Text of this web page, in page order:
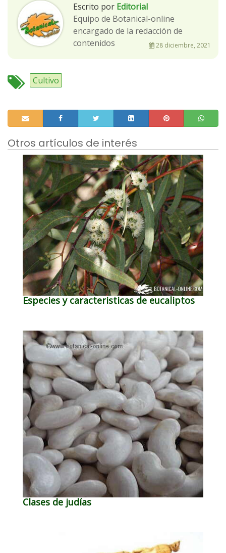
Escrito por Editorial
Equipo de Botanical-online
encargado de la redacción de
contenidos
28 diciembre, 2021
Cultivo
Otros artículos de interés
Especies y caracteristicas de eucaliptos
Clases de judías